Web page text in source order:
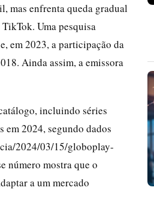
mas enfrenta queda gradual
Uma pesquisa
em 2023, a participação da
Ainda assim, a emissora
incluindo séries
2024, segundo dados
2024/03/15/globoplay-
número mostra que o
a um mercado